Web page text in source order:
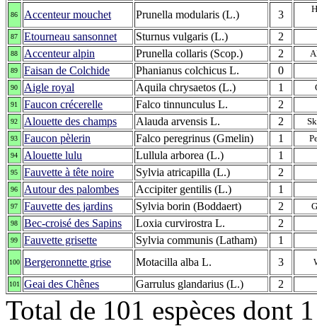
86 Accenteur mouchet Prunella modularis (L.) 3
87 Etourneau sansonnet Sturnus vulgaris (L.) 2
88 Accenteur alpin Prunella collaris (Scop.) 2
89 Faisan de Colchide Phanianus colchicus L. 0
90 Aigle royal Aquila chrysaetos (L.) 1
91 Faucon crécerelle Falco tinnunculus L. 2
92 Alouette des champs Alauda arvensis L. 2
93 Faucon pèlerin Falco peregrinus (Gmelin) 1
94 Alouette lulu Lullula arborea (L.) 1
95 Fauvette à tête noire Sylvia atricapilla (L.) 2
96 Autour des palombes Accipiter gentilis (L.) 1
97 Fauvette des jardins Sylvia borin (Boddaert) 2
98 Bec-croisé des Sapins Loxia curvirostra L. 2
99 Fauvette grisette Sylvia communis (Latham) 1
100 Bergeronnette grise Motacilla alba L. 3
101 Geai des Chênes Garrulus glandarius (L.) 2
Total de 101 espèces dont